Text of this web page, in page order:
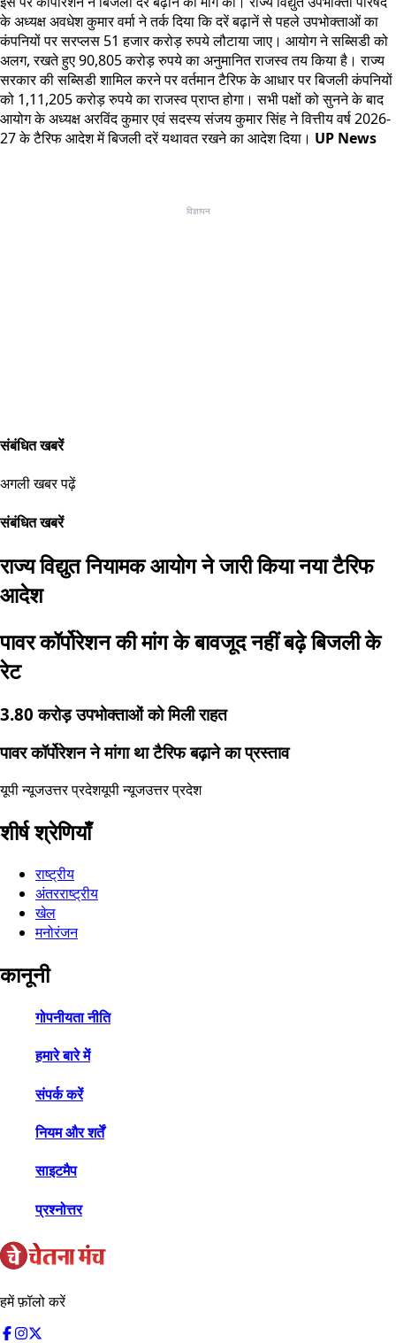
के अध्यक्ष अवधेश कुमार वर्मा ने तर्क दिया कि दरें बढ़ानें से पहले उपभोक्ताओं का
कंपनियों पर सरप्लस 51 हजार करोड़ रुपये लौटाया जाए। आयोग ने सब्सिडी को
अलग, रखते हुए 90,805 करोड़ रुपये का अनुमानित राजस्व तय किया है। राज्य
सरकार की सब्सिडी शामिल करने पर वर्तमान टैरिफ के आधार पर बिजली कंपनियों
को 1,11,205 करोड़ रुपये का राजस्व प्राप्त होगा। सभी पक्षों को सुनने के बाद
आयोग के अध्यक्ष अरविंद कुमार एवं सदस्य संजय कुमार सिंह ने वित्तीय वर्ष 2026-
27 के टैरिफ आदेश में बिजली दरें यथावत रखने का आदेश दिया। UP News
विज्ञापन
संबंधित खबरें
अगली खबर पढ़ें
संबंधित खबरें
राज्य विद्युत नियामक आयोग ने जारी किया नया टैरिफ
आदेश
पावर कॉर्पोरेशन की मांग के बावजूद नहीं बढ़े बिजली के
रेट
3.80 करोड़ उपभोक्ताओं को मिली राहत
पावर कॉर्पोरेशन ने मांगा था टैरिफ बढ़ाने का प्रस्ताव
यूपी न्यूजउत्तर प्रदेशयूपी न्यूजउत्तर प्रदेश
शीर्ष श्रेणियाँ
राष्ट्रीय
अंतरराष्ट्रीय
खेल
मनोरंजन
कानूनी
गोपनीयता नीति
हमारे बारे में
संपर्क करें
नियम और शर्तें
साइटमैप
प्रश्नोत्तर
हमें फ़ॉलो करें